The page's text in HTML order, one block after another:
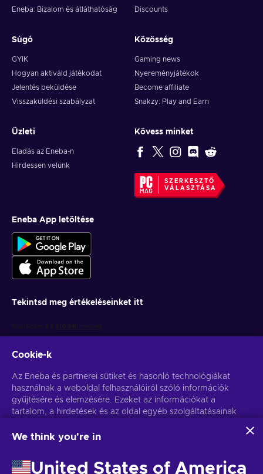
Eneba: Bizalom és átláthatóság
Discounts
Súgó
GYIK
Hogyan aktiváld játékodat
Jelentés beküldése
Visszaküldési szabályzat
Közösség
Gaming news
Nyereményjátékok
Become affiliate
Snakzy: Play and Earn
Üzleti
Eladás az Eneba-n
Hirdessen velünk
Kövess minket
SZERKESZTŐ
VÁLASZTÁSA
Eneba App letöltése
Tekintsd meg értékeléseinket itt
Get personalized game deals
information
Cookie-k
Az Eneba és partnerei sütiket és hasonló technológiákat
használnak a weboldal felhasználóiról szóló információk
gyűjtésére és elemzésére. Ezeket az információkat a
tartalom, a hirdetések és az oldal egyéb szolgáltatásainak
hirdetések személyre szabásához is felhasználhatjuk.
ahhoz, hogy az Eneba és partnerei ezeket a technológiákat
használják. Hozzájárulását a 'Testreszabás' gombra kattintva
We think you're in
United States of America